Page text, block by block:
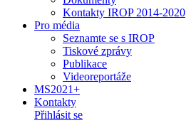
Kontakty IROP 2014-2020
Pro média
Seznamte se s IROP
Tiskové zprávy
Publikace
Videoreportáže
MS2021+
Kontakty
Přihlásit se